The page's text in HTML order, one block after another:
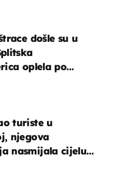
došle su u
oplela po
turiste u
njegova
nasmijala cijelu